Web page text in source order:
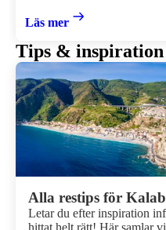
Läs mer
Tips & inspiration
Alla restips för
Letar du efter inspiration
hittat helt rätt! Här samlar